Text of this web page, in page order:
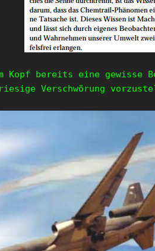
Kopf bereits eine gewisse
Verschwörung